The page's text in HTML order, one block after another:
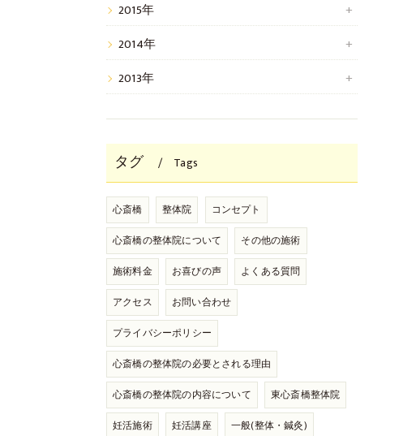
2015年
2014年
2013年
タグ Tags
心斎橋 整体院
コンセプト
心斎橋の整体院について
その他の施術
施術料金
お喜びの声
よくある質問
アクセス
お問い合わせ
プライバシーポリシー
心斎橋の整体院の必要とされる理由
心斎橋の整体院の内容について
東心斎橋整体院
妊活施術
妊活講座
一般(整体・鍼灸)